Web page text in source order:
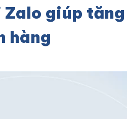
giúp
hàng